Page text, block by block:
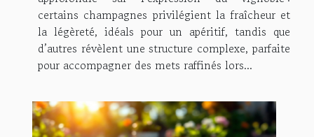
certains champagnes privilégient la fraîcheur et
la légèreté, idéals pour un apéritif, tandis que
d’autres révèlent une structure complexe, parfaite
pour accompagner des mets raffinés lors...